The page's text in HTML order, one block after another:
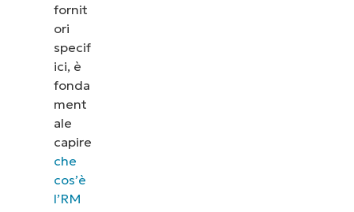
fornit
ori
specif
ici, è
fonda
ment
ale
capire
che
cos’è
l’RM